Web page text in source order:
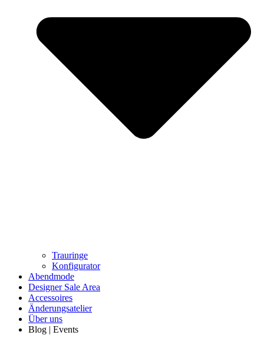
Trauringe
Konfigurator
Abendmode
Designer Sale Area
Accessoires
Änderungsatelier
Über uns
Blog | Events